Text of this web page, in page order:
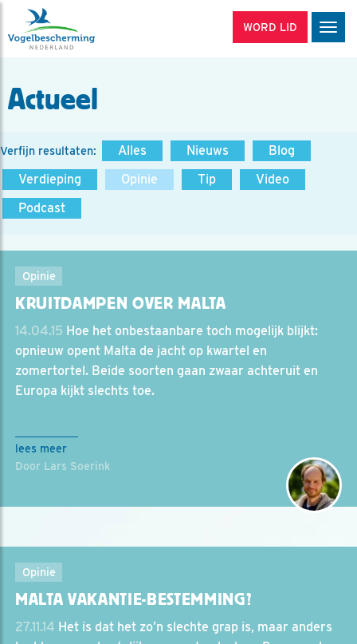
WORD LID
Actueel
Verfijn resultaten: Alles Nieuws
Blog
Verdieping
Opinie Tip
Video
Podcast
Opinie
KRUITDAMPEN OVER MALTA
14.04.15 Hoe het onbestaanbare toch mogelijk blijkt:
opnieuw opent Malta de jacht op kwartel en
zomertortel. Beide soorten gaan zwaar achteruit en
Europa kijkt slechts toe.
lees meer
Door Lars Soerink
Opinie
MALTA VAKANTIE-BESTEMMING?
27.11.14 Het is dat het zo’n slechte grap is, maar anders